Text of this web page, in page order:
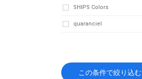
SHIPS Colors
quaranciel
この条件で絞り込む